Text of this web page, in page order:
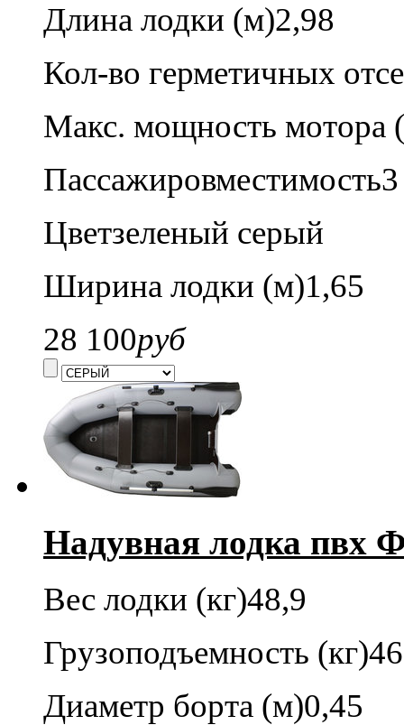
Длина лодки (м)2,98
Кол-во герметичных
Макс. мощность мотора
Пассажировместимость3
Цветзеленый серый
Ширина лодки (м)1,65
28 100руб
Надувная лодка пвх
Вес лодки (кг)48,9
Грузоподъемность (кг)
Диаметр борта (м)0,45